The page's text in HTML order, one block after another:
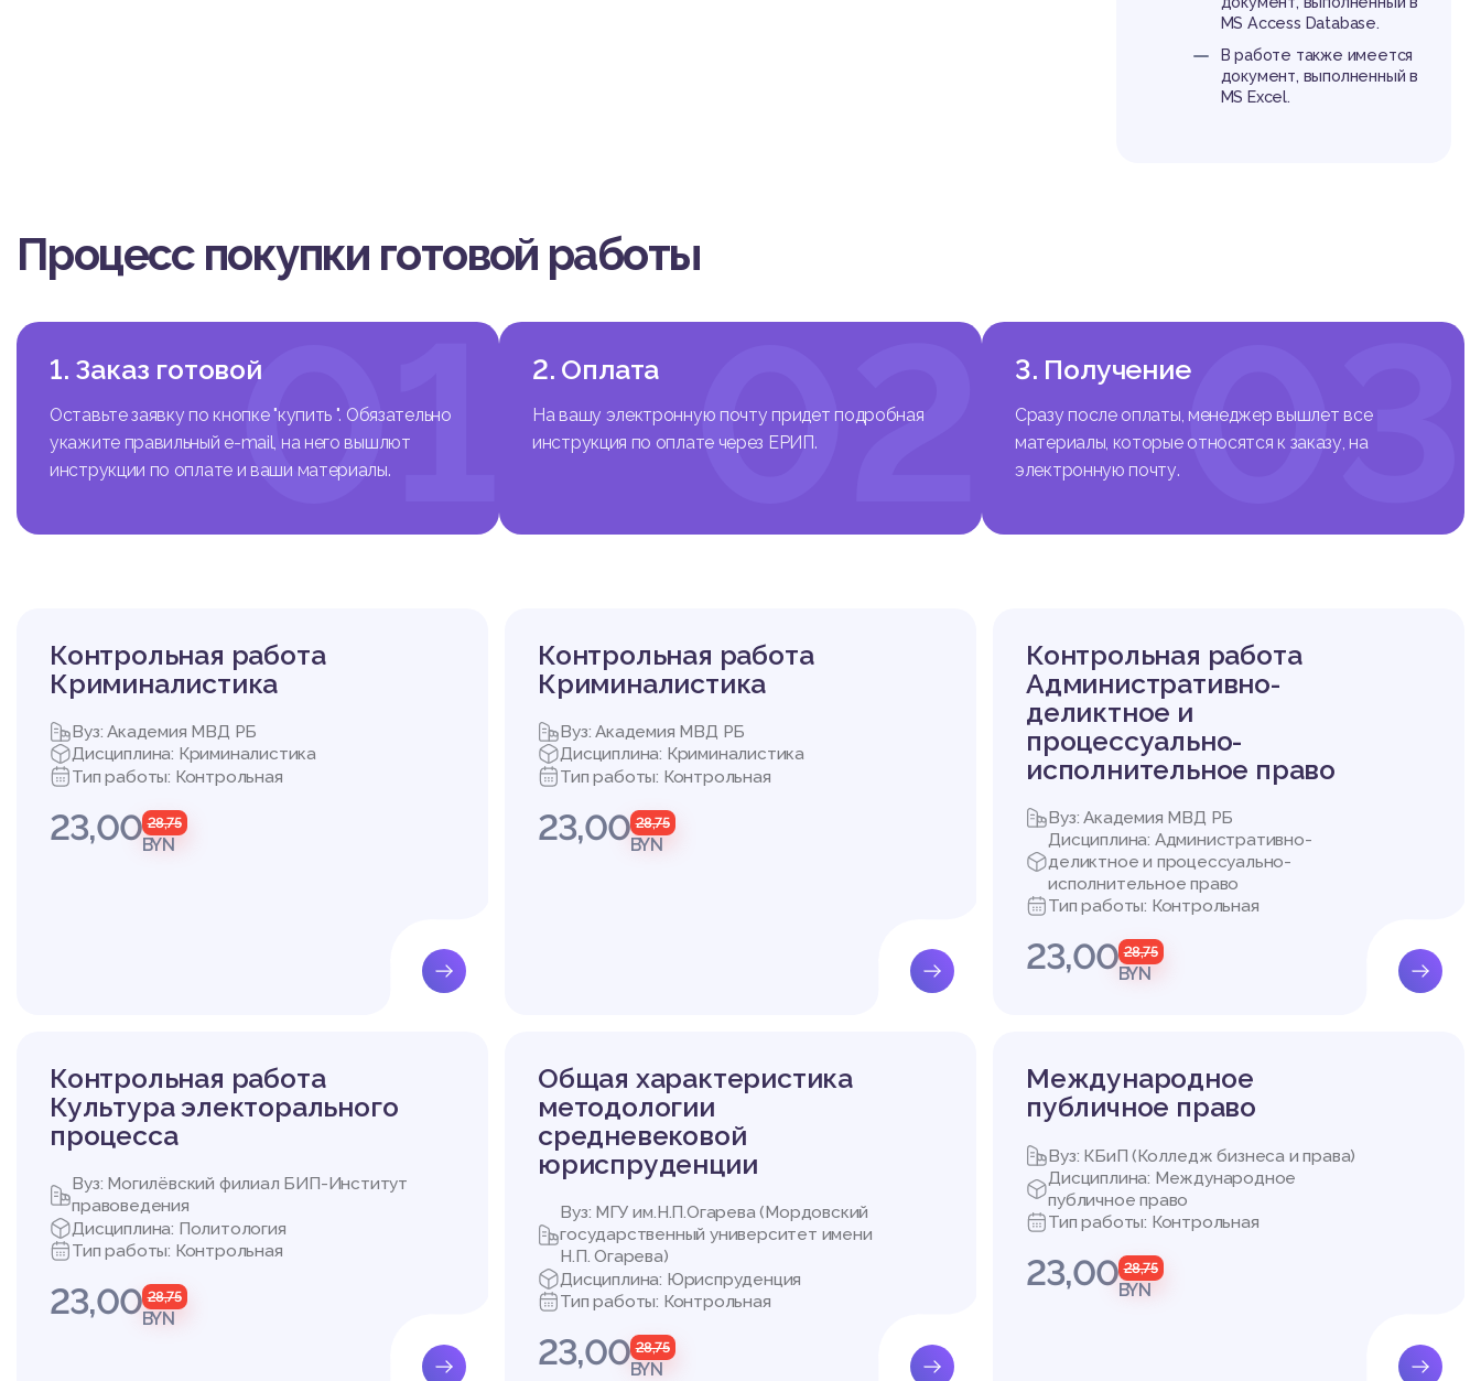
MS Access Database.
В работе также имеется
документ, выполненный в
MS Excel.
Процесс покупки готовой работы
01
1. Заказ готовой
Оставьте заявку по кнопке "купить ". Обязательно
укажите правильный e-mail, на него вышлют
инструкции по оплате и ваши материалы.
02
2. Оплата
На вашу электронную почту придет подробная
инструкция по оплате через ЕРИП.
03
3. Получение
Сразу после оплаты, менеджер вышлет все
материалы, которые относятся к заказу, на
электронную почту.
Контрольная работа
Криминалистика
Вуз: Академия МВД РБ
Дисциплина: Криминалистика
Тип работы: Контрольная
23,00 28,75
BYN
Контрольная работа
Криминалистика
Вуз: Академия МВД РБ
Дисциплина: Криминалистика
Тип работы: Контрольная
23,00 28,75
BYN
Контрольная работа
Административно-
деликтное и
процессуально-
исполнительное право
Вуз: Академия МВД РБ
Дисциплина: Административно-
деликтное и процессуально-
исполнительное право
Тип работы: Контрольная
23,00 28,75
BYN
Контрольная работа
Культура электорального
процесса
Вуз: Могилёвский филиал БИП-Институт
правоведения
Дисциплина: Политология
Тип работы: Контрольная
23,00 28,75
BYN
Общая характеристика
методологии
средневековой
юриспруденции
Вуз: МГУ им.Н.П.Огарева (Мордовский
государственный университет имени
Н.П. Огарева)
Дисциплина: Юриспруденция
Тип работы: Контрольная
23,00 28,75
BYN
Международное
публичное право
Вуз: КБиП (Колледж бизнеса и права)
Дисциплина: Международное
публичное право
Тип работы: Контрольная
23,00 28,75
BYN